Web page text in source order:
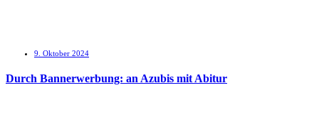
9. Oktober 2024
Durch Bannerwerbung: an Azubis mit Abitur